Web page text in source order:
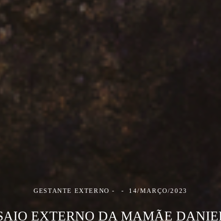
GESTANTE EXTERNO 14/MARÇO/2023
EXTERNO DA MAMÃE